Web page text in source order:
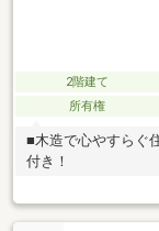
2階建て
所有権
■木造で心やすらぐ
付き！